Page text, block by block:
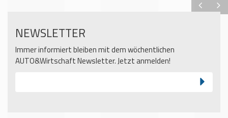
NEWSLETTER
Immer informiert bleiben mit dem wöchentlichen
AUTO&Wirtschaft Newsletter. Jetzt anmelden!